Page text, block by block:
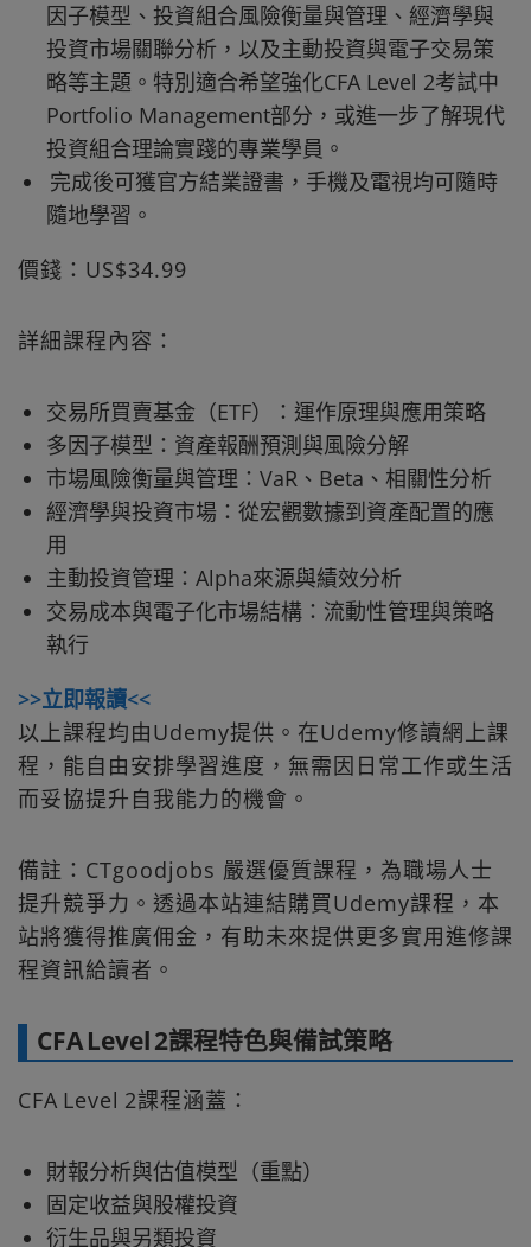
因子模型、投資組合風險衡量與管理、經濟學與
投資市場關聯分析，以及主動投資與電子交易策
略等主題。特別適合希望強化CFA Level 2考試中
Portfolio Management部分，或進一步了解現代
投資組合理論實踐的專業學員。
完成後可獲官方結業證書，手機及電視均可隨時
隨地學習。
價錢：US$34.99
詳細課程內容：
交易所買賣基金（ETF）：運作原理與應用策略
多因子模型：資產報酬預測與風險分解
市場風險衡量與管理：VaR、Beta、相關性分析
經濟學與投資市場：從宏觀數據到資產配置的應
用
主動投資管理：Alpha來源與績效分析
交易成本與電子化市場結構：流動性管理與策略
執行
>>立即報讀<<
以上課程均由Udemy提供。在Udemy修讀網上課
程，能自由安排學習進度，無需因日常工作或生活
而妥協提升自我能力的機會。
備註：CTgoodjobs 嚴選優質課程，為職場人士
提升競爭力。透過本站連結購買Udemy課程，本
站將獲得推廣佣金，有助未來提供更多實用進修課
程資訊給讀者。
CFA Level 2課程特色與備試策略
CFA Level 2課程涵蓋：
財報分析與估值模型（重點）
固定收益與股權投資
衍生品與另類投資